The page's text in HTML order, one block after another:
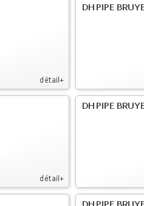
détail+
DH PIPE
détail+
DH PIPE